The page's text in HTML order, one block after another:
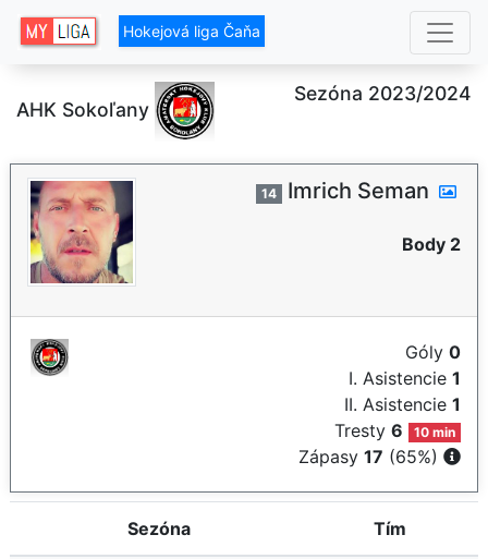
Hokejová liga Čaňa
AHK Sokoľany
Sezóna 2023/2024
14 Imrich Seman
Body 2
Góly 0
I. Asistencie 1
II. Asistencie 1
Tresty6 10 min
Zápasy 17 (65%)
Sezóna Tím